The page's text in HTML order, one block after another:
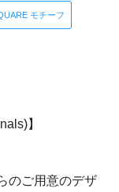
モチーフ
】
のご用意のデザ